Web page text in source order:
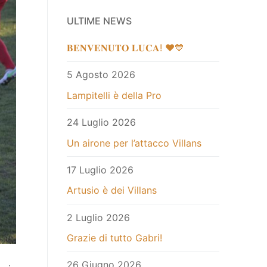
ULTIME NEWS
𝐁𝐄𝐍𝐕𝐄𝐍𝐔𝐓𝐎 𝐋𝐔𝐂𝐀! ❤️💙
5 Agosto 2026
Lampitelli è della Pro
24 Luglio 2026
Un airone per l’attacco Villans
17 Luglio 2026
Artusio è dei Villans
2 Luglio 2026
Grazie di tutto Gabri!